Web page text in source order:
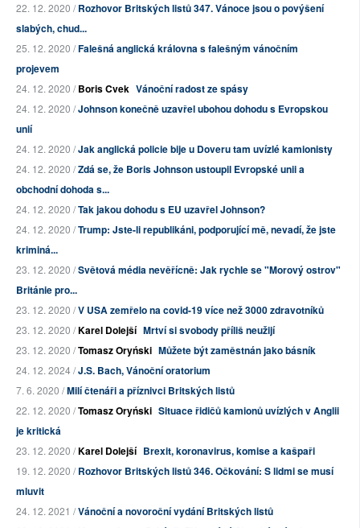
22. 12. 2020 /Rozhovor Britských listů 347. Vánoce jsou o povýšení
slabých, chud...
25. 12. 2020 /Falešná anglická královna s falešným vánočním
projevem
24. 12. 2020 /Boris Cvek Vánoční radost ze spásy
24. 12. 2020 /Johnson konečně uzavřel ubohou dohodu s Evropskou
unií
24. 12. 2020 /Jak anglická policie bije u Doveru tam uvízlé kamionisty
24. 12. 2020 /Zdá se, že Boris Johnson ustoupil Evropské unii a
obchodní dohoda s...
24. 12. 2020 /Tak jakou dohodu s EU uzavřel Johnson?
24. 12. 2020 /Trump: Jste-li republikáni, podporující mě, nevadí, že jste
kriminá...
23. 12. 2020 /Světová média nevěřícně: Jak rychle se "Morový ostrov"
Británie pro...
23. 12. 2020 /V USA zemřelo na covid-19 více než 3000 zdravotníků
23. 12. 2020 /Karel Dolejší Mrtví si svobody příliš neužijí
23. 12. 2020 /Tomasz Oryński Můžete být zaměstnán jako básník
24. 12. 2024 /J.S. Bach, Vánoční oratorium
7. 6. 2020 /Milí čtenáři a příznivci Britských listů
22. 12. 2020 /Tomasz Oryński Situace řidičů kamionů uvízlých v Anglii
je kritická
23. 12. 2020 /Karel Dolejší Brexit, koronavirus, komise a kašpaři
19. 12. 2020 /Rozhovor Britských listů 346. Očkování: S lidmi se musí
mluvit
24. 12. 2021 /Vánoční a novoroční vydání Britských listů